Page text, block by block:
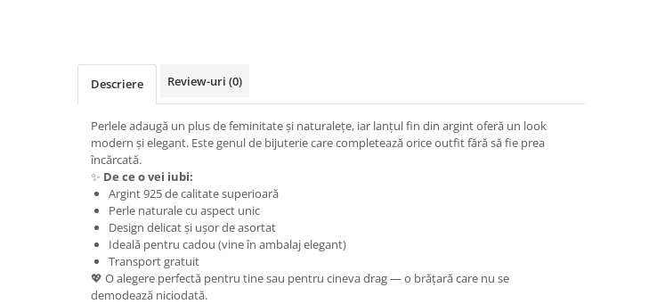
Descriere Review-uri (0)
Perlele adaugă un plus de feminitate și naturalețe, iar lanțul fin din argint oferă un look
modern și elegant. Este genul de bijuterie care completează orice outfit fără să fie prea
încărcată.
✨ De ce o vei iubi:
Argint 925 de calitate superioară
Perle naturale cu aspect unic
Design delicat și ușor de asortat
Ideală pentru cadou (vine în ambalaj elegant)
Transport gratuit
💖 O alegere perfectă pentru tine sau pentru cineva drag — o brățară care nu se
demodează niciodată.